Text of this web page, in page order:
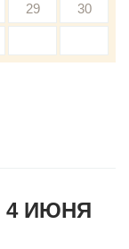
29 30
4 ИЮНЯ